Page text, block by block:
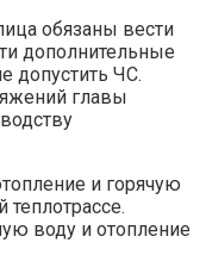
обязаны вести
дополнительные
допустить ЧС.
главы
и горячую
теплотрассе.
воду и отопление